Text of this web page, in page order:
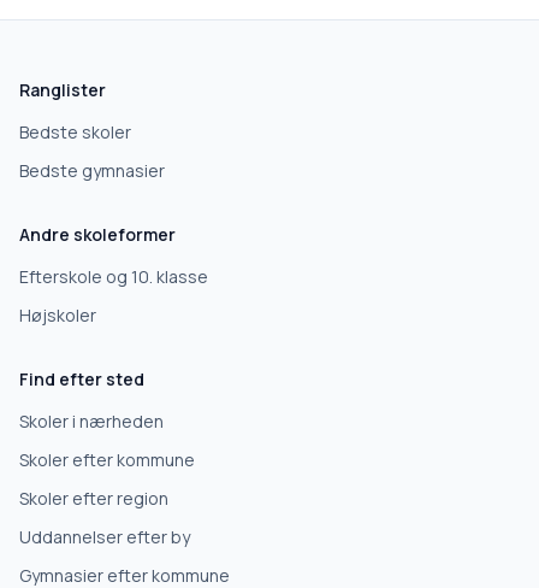
Hvad leder du efter?
Grundskole
10. klasse
Erhvervsuddannelse
Videregående uddannelse
Ranglister
Bedste skoler
Bedste gymnasier
Andre skoleformer
Efterskole og 10. klasse
Højskoler
Find efter sted
Skoler i nærheden
Skoler efter kommune
Skoler efter region
Uddannelser efter by
Gymnasier efter kommune